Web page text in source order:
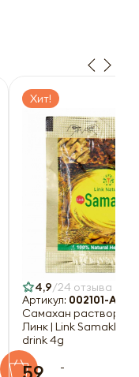
Хит!
4,9 24 отзыва
Артикул: 002101-A
Самахан
Линк | Link Samakhan
drink 4g
59
-